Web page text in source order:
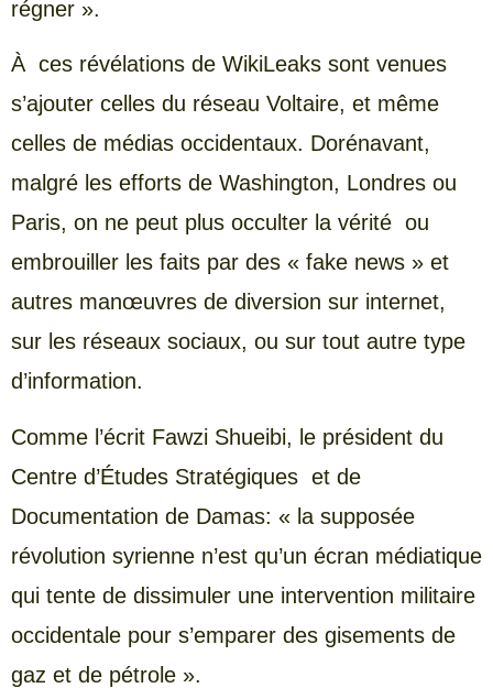
régner ».
À ces révélations de WikiLeaks sont venues
s’ajouter celles du réseau Voltaire, et même
celles de médias occidentaux. Dorénavant,
malgré les efforts de Washington, Londres ou
Paris, on ne peut plus occulter la vérité ou
embrouiller les faits par des « fake news » et
autres manœuvres de diversion sur internet,
sur les réseaux sociaux, ou sur tout autre type
d’information.
Comme l’écrit Fawzi Shueibi, le président du
Centre d’Études Stratégiques et de
Documentation de Damas: « la supposée
révolution syrienne n’est qu’un écran médiatique
qui tente de dissimuler une intervention militaire
occidentale pour s’emparer des gisements de
gaz et de pétrole ».